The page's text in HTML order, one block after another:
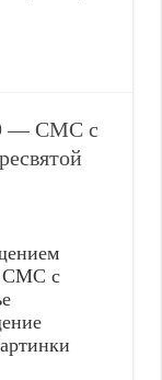
— СМС с
СМС с